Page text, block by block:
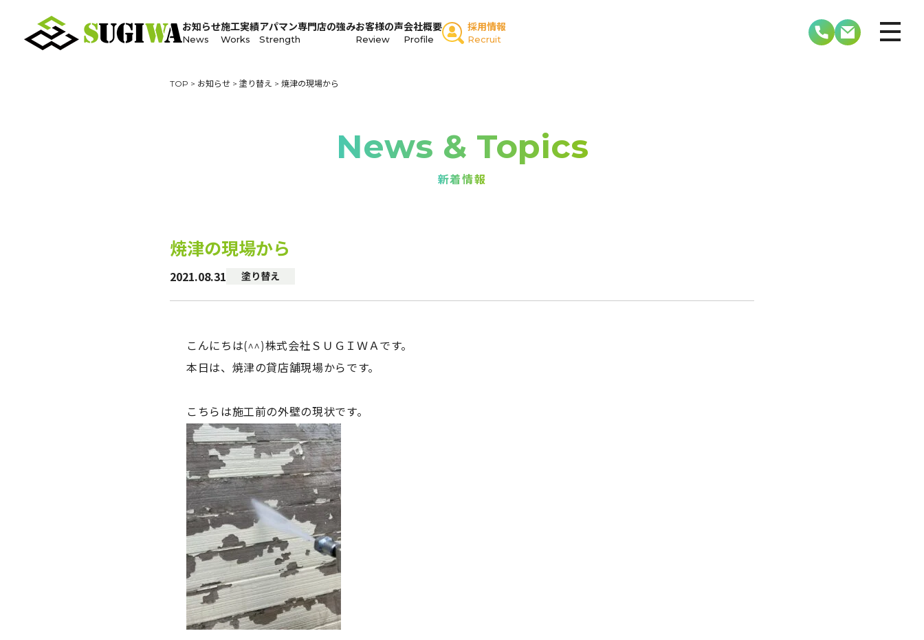
お知らせ
News
施工実績
Works
アパマン専門店の強み
Strength
お客様の声
Review
会社概要
Profile
採用情報
Recruit
TOP > お知らせ > 塗り替え > 焼津の現場から
News & Topics
新着情報
焼津の現場から
2021.08.31 塗り替え
こんにちは(^^)株式会社ＳＵＧＩＷＡです。
本日は、焼津の貸店舗現場からです。
こちらは施工前の外壁の現状です。